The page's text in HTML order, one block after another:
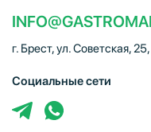
г. Брест, ул. Советская,
Социальные сети